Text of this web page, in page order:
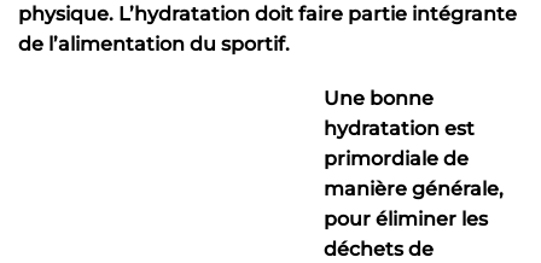
physique. L’hydratation doit faire partie intégrante
de l’alimentation du sportif.
Une bonne
hydratation est
primordiale de
manière générale,
pour éliminer les
déchets de